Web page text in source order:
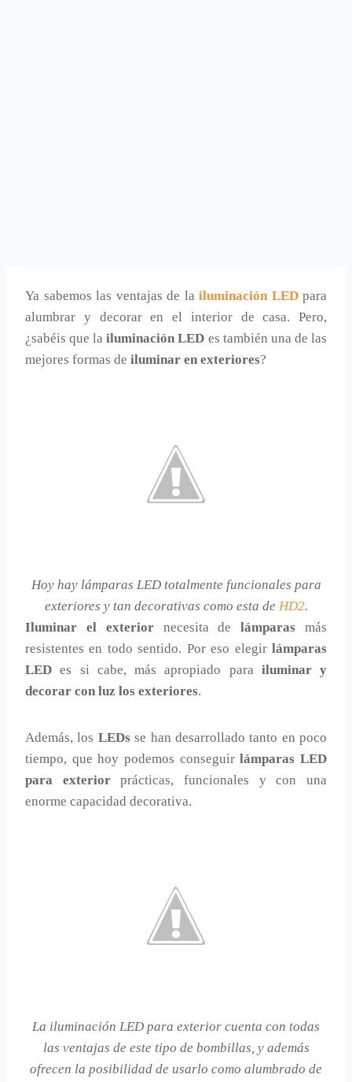
Ya sabemos las ventajas de la iluminación LEDpara
alumbrar y decorar en el interior de casa. Pero,
¿sabéis que lailuminación LED es también una de las
mejores formas de iluminar en exteriores?
Hoy hay lámparas LED totalmente funcionales para
exteriores y tan decorativas como esta de HD2.
Iluminar el exteriornecesita delámparasmás
resistentes en todo sentido. Por eso elegir lámparas
LED es si cabe, más apropiado para iluminar y
decorar con luz los exteriores.
Además, los LEDsse han desarrollado tanto en poco
tiempo, que hoy podemos conseguirlámparas LED
para exteriorprácticas, funcionales y con una
enorme capacidad decorativa.
La iluminación LED para exterior cuenta con todas
las ventajas de este tipo de bombillas, y además
ofrecen la posibilidad de usarlo como alumbrado de